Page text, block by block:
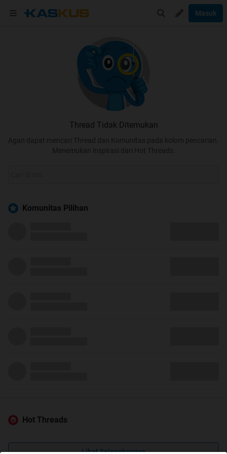
Masuk
Thread Tidak Ditemukan
Agan dapat mencari Thread dan Komunitas pada kolom pencarian.
Menemukan inspirasi dari Hot Threads.
Komunitas Pilihan
Hot Threads
Lihat Selengkapnya